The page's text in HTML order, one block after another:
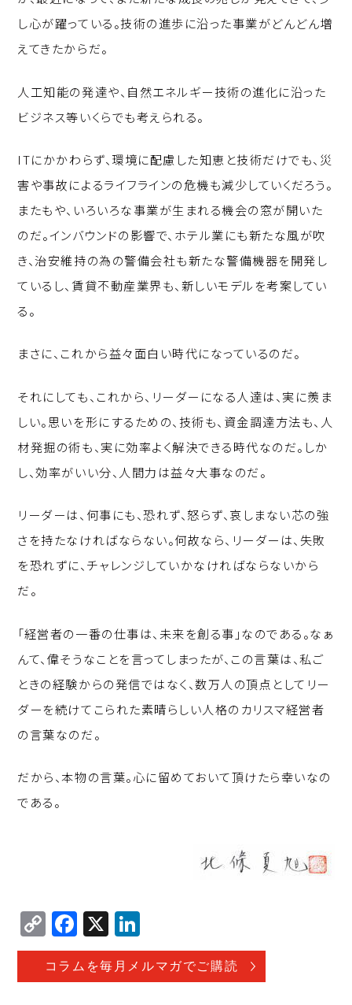
し心が躍っている。技術の進歩に沿った事業がどんどん増
えてきたからだ。
人工知能の発達や、自然エネルギー技術の進化に沿った
ビジネス等いくらでも考えられる。
ITにかかわらず、環境に配慮した知恵と技術だけでも、災
害や事故によるライフラインの危機も減少していくだろう。
またもや、いろいろな事業が生まれる機会の窓が開いた
のだ。インバウンドの影響で、ホテル業にも新たな風が吹
き、治安維持の為の警備会社も新たな警備機器を開発し
ているし、賃貸不動産業界も、新しいモデルを考案してい
る。
まさに、これから益々面白い時代になっているのだ。
それにしても、これから、リーダーになる人達は、実に羨ま
しい。思いを形にするための、技術も、資金調達方法も、人
材発掘の術も、実に効率よく解決できる時代なのだ。しか
し、効率がいい分、人間力は益々大事なのだ。
リーダーは、何事にも、恐れず、怒らず、哀しまない芯の強
さを持たなければならない。何故なら、リーダーは、失敗
を恐れずに、チャレンジしていかなければならないから
だ。
「経営者の一番の仕事は、未来を創る事」なのである。なぁ
んて、偉そうなことを言ってしまったが、この言葉は、私ご
ときの経験からの発信ではなく、数万人の頂点としてリー
ダーを続けてこられた素晴らしい人格のカリスマ経営者
の言葉なのだ。
だから、本物の言葉。心に留めておいて頂けたら幸いなの
である。
C
o
p
F
a
c
X
n
k
コラムを毎月メルマガでご購読